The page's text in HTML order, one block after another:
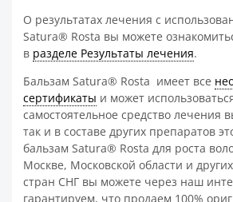
О результатах лечения с
Satura® Rosta вы можете
в разделе Результаты лечения.
Бальзам Satura® Rosta имеет все
сертификаты и может
самостоятельное средство лечения
так и в составе других препаратов
бальзам Satura® Rosta для роста
Москве, Московской области и
стран СНГ вы можете через наш
гарантируем, что продаем 100%